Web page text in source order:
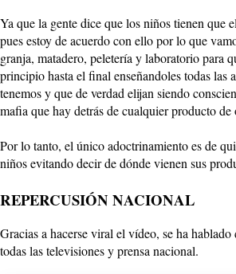
Ya que la gente dice que los niños tienen que
pues estoy de acuerdo con ello por lo que
granja, matadero, peletería y laboratorio para
principio hasta el final enseñandoles todas las
tenemos y que de verdad elijan siendo
mafia que hay detrás de cualquier producto
Por lo tanto, el único adoctrinamiento es de
niños evitando decir de dónde vienen sus
REPERCUSIÓN NACIONAL
Gracias a hacerse viral el vídeo, se ha hablado
todas las televisiones y prensa nacional.